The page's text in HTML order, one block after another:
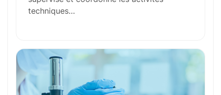
Outils et Technologies ️
techniques…